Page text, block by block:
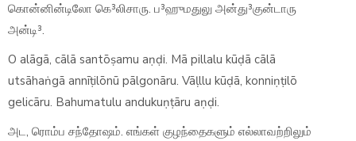
கொன்னின்டிலோ கெ³லிசாரு. ப³ஹுமதுலு அன்து³குன்டாரு
அன்டி³.
O alāgā, cālā santōṣamu aṇḍi. Mā pillalu kūḍā cālā
utsāhaṅgā annīṭilōnū pālgonāru. Vāḷllu kūḍā, konniṇṭilō
gelicāru. Bahumatulu andukuṇṭāru aṇḍi.
அட, ரொம்ப சந்தோஷம். எங்கள் குழந்தைகளும் எல்லாவற்றிலும்